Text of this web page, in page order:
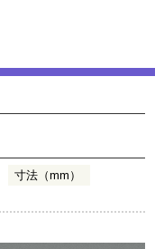
寸法（mm）